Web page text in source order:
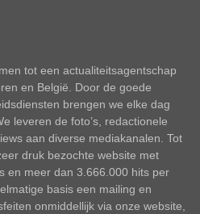
tot een actualiteitsagentschap
en België. Door de goede
brengen we elke dag
leveren de foto’s, redactionele
aan diverse mediakanalen. Tot
druk bezochte website met
en meer dan 3.666.000 hits per
basis een mailing en
onmiddellijk via onze website,